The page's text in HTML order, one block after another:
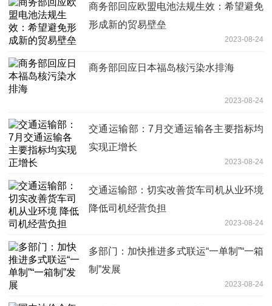
商务部回应欧盟电池法规生效：希望避免
形成新的贸易壁垒
2023-08-24
商务部回应日本福岛核污染水排海
2023-08-24
交通运输部：7月交通运输各主要指标均
实现正增长
2023-08-24
交通运输部：切实改善货车司机从业环境
降低司机经营负担
2023-08-24
多部门：加快推进多式联运“一单制”“一箱
制”发展
2023-08-24